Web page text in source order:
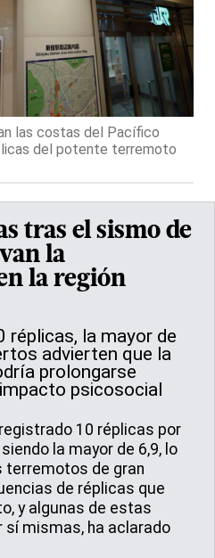
las costas del Pacífico
del potente terremoto
tras el sismo de
la
la región
réplicas, la mayor de
advierten que la
prolongarse
psicosocial
10 réplicas por
la mayor de 6,9, lo
terremotos de gran
de réplicas que
y algunas de estas
sí mismas, ha aclarado